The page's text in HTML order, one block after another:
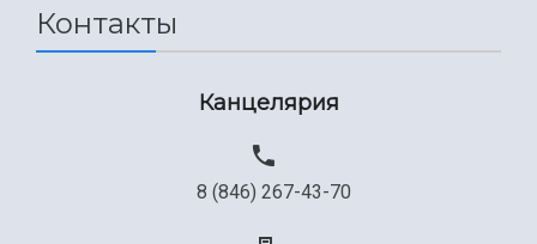
Контакты
Канцелярия
8 (846) 267-43-70